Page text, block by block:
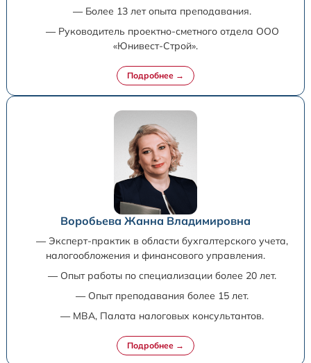
— Более 13 лет опыта преподавания.
— Руководитель проектно-сметного отдела ООО
«Юнивест-Строй».
Воробьева Жанна Владимировна
— Эксперт-практик в области бухгалтерского учета,
налогообложения и финансового управления.
— Опыт работы по специализации более 20 лет.
— Опыт преподавания более 15 лет.
— MBA, Палата налоговых консультантов.